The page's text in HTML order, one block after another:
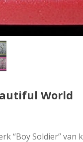
World
“Boy Soldier” van